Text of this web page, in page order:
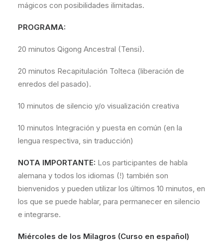
mágicos con posibilidades ilimitadas.
PROGRAMA:
20 minutos Qigong Ancestral (Tensi).
20 minutos Recapitulación Tolteca (liberación de
enredos del pasado).
10 minutos de silencio y/o visualización creativa
10 minutos Integración y puesta en común (en la
lengua respectiva, sin traducción)
NOTA IMPORTANTE: Los participantes de habla
alemana y todos los idiomas (!) también son
bienvenidos y pueden utilizar los últimos 10 minutos, en
los que se puede hablar, para permanecer en silencio
e integrarse.
Miércoles de los Milagros (Curso en español)